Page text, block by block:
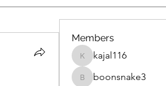
Members
kajal116
kajal116
boonsnake3
boonsnake3